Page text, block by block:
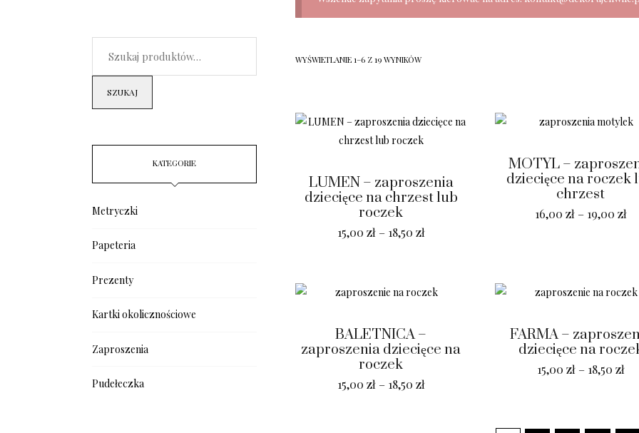
WYŚWIETLANIE 1–6 Z 19 WYNIKÓW
LUMEN – zaproszenia
dziecięce na chrzest lub
roczek
15,00 zł – 18,50 zł
MOTYL –
dziecięce na roczek
chrzest
16,00 zł – 19,00 zł
BALETNICA –
zaproszenia dziecięce na
roczek
15,00 zł – 18,50 zł
FARMA –
dziecięce na
15,00 zł – 18,50 zł
SZUKAJ
KATEGORIE
Metryczki
Papeteria
Prezenty
Kartki okolicznościowe
Zaproszenia
Pudełeczka